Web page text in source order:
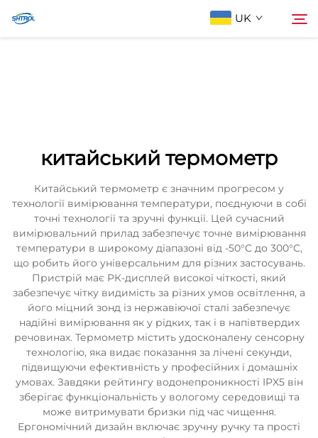
UK
китайський термометр
Китайський термометр є значним прогресом у
технології вимірювання температури, поєднуючи в собі
точні технології та зручні функції. Цей сучасний
вимірювальний прилад забезпечує точне вимірювання
температури в широкому діапазоні від -50°C до 300°C,
що робить його універсальним для різних застосувань.
Пристрій має РК-дисплей високої чіткості, який
забезпечує чітку видимість за різних умов освітлення, а
його міцний зонд із нержавіючої сталі забезпечує
надійні вимірювання як у рідких, так і в напівтвердих
речовинах. Термометр містить удосконалену сенсорну
технологію, яка видає показання за лічені секунди,
підвищуючи ефективність у професійних і домашніх
умовах. Завдяки рейтингу водонепроникності IPX5 він
зберігає функціональність у вологому середовищі та
може витримувати бризки під час чищення.
Ергономічний дизайн включає зручну ручку та прості